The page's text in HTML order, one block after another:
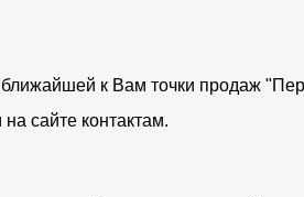
ближайшей к Вам точки продаж
сайте контактам.